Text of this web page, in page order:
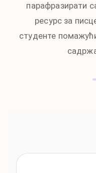
парафразирати
ресурс за
студенте